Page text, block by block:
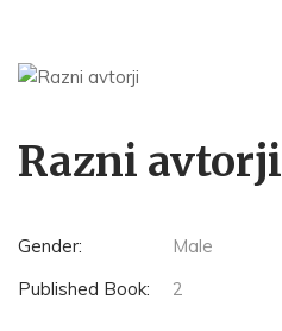
Razni avtorji
Gender:
Male
Published Book:
2